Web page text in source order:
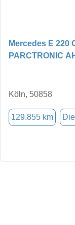
Mercedes E 220
PARCTRONIC
Köln, 50858
129.855 km